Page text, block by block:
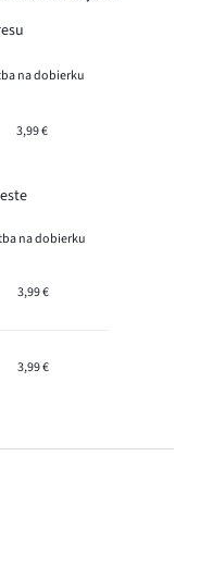
na dobierku
3,99 €
na dobierku
3,99 €
3,99 €